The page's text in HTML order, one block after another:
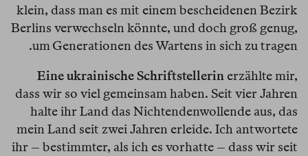
klein, dass man es mit einem bescheidenen Bezirk
Berlins verwechseln könnte, und doch groß genug,
um Generationen des Wartens in sich zu tragen.
Eine ukrainische Schriftstellerin erzählte mir,
dass wir so viel gemeinsam haben. Seit vier Jahren
halte ihr Land das Nichtendenwollende aus, das
mein Land seit zwei Jahren erleide. Ich antwortete
ihr – bestimmter, als ich es vorhatte – dass wir seit